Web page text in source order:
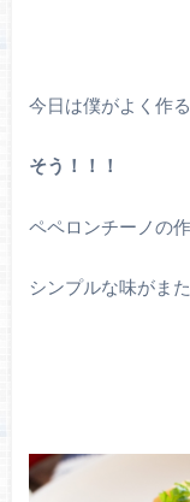
今日は僕がよく作
そう！！！
ペペロンチーノの
シンプルな味がま